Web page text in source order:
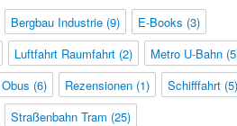
Bergbau Industrie (9) E-Books (3)
Luftfahrt Raumfahrt (2) Metro U-Bahn
Obus (6) Rezensionen (1) Schifffahrt
Straßenbahn Tram (25)